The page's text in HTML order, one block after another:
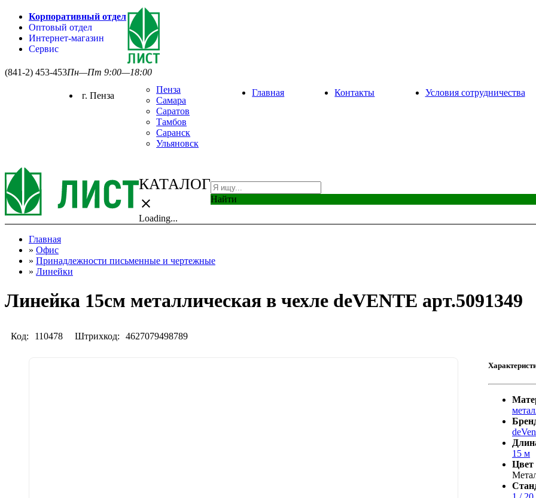
Корпоративный отдел
Оптовый отдел
Интернет-магазин
Сервис
(841-2) 453-453Пн—Пт 9:00—18:00
г. Пенза
Пенза
Самара
Саратов
Тамбов
Саранск
Ульяновск
Главная Контакты Условия сотрудничества
КАТАЛОГ
close
Loading...
Найти
Главная
» Офис
» Принадлежности письменные и чертежные
» Линейки
Линейка 15см металлическая в чехле deVENTE арт.5091349
Код: 110478 Штрихкод: 4627079498789
15 м
Цвет